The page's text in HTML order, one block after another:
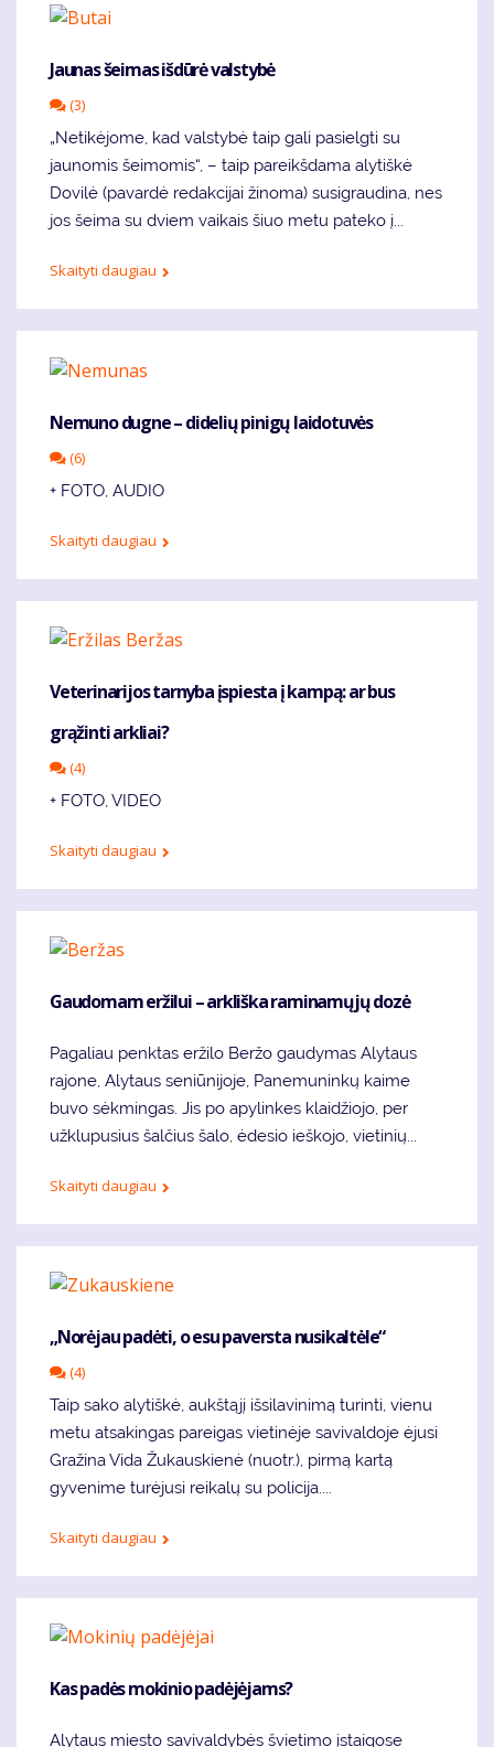
Jaunas šeimas išdūrė valstybė
(3)
„Netikėjome, kad valstybė taip gali pasielgti su
jaunomis šeimomis“, – taip pareikšdama alytiškė
Dovilė (pavardė redakcijai žinoma) susigraudina, nes
jos šeima su dviem vaikais šiuo metu pateko į...
Skaityti daugiau
Nemuno dugne – didelių pinigų laidotuvės
(6)
+ FOTO, AUDIO
Skaityti daugiau
Veterinarijos tarnyba įspiesta į kampą: ar bus
grąžinti arkliai?
(4)
+ FOTO, VIDEO
Skaityti daugiau
Gaudomam eržilui – arkliška raminamųjų dozė
Pagaliau penktas eržilo Beržo gaudymas Alytaus
rajone, Alytaus seniūnijoje, Panemuninkų kaime
buvo sėkmingas. Jis po apylinkes klaidžiojo, per
užklupusius šalčius šalo, ėdesio ieškojo, vietinių...
Skaityti daugiau
„Norėjau padėti, o esu paversta nusikaltėle“
(4)
Taip sako alytiškė, aukštąjį išsilavinimą turinti, vienu
metu atsakingas pareigas vietinėje savivaldoje ėjusi
Gražina Vida Žukauskienė (nuotr.), pirmą kartą
gyvenime turėjusi reikalų su policija....
Skaityti daugiau
Kas padės mokinio padėjėjams?
Alytaus miesto savivaldybės švietimo įstaigose